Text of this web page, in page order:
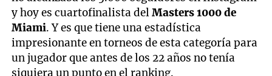
y hoy es cuartofinalista delMasters 1000 de
Miami. Y es que tiene una estadística
impresionante en torneos de esta categoría para
un jugador que antes de los 22 años no tenía
siquiera un punto en el ranking.